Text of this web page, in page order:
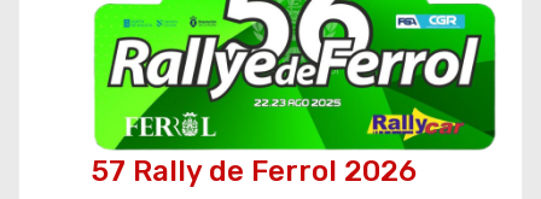
57 Rally de Ferrol 2026